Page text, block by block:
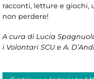
racconti, letture e giochi,
non perdere!
A cura di Lucia
i Volontari SCU e A.